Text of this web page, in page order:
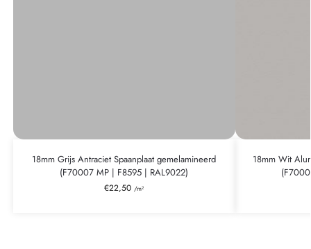
18mm Grijs Antraciet Spaanplaat gemelamineerd
(F70007 MP | F8595 | RAL9022)
€22,50 /m²
18mm Wit